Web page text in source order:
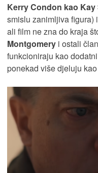
Kerry Condon kao
smislu zanimljiva figura)
ali film ne zna do kraja
Montgomery i ostali
funkcioniraju kao
ponekad više djeluju